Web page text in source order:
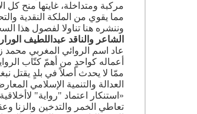
مركبة ومتداخلة، غايتها منح كل
مما يقوي من الملكة النقدية
وننشره هنا تناولا لفصول هذا
الشاعر والناقد عبداللطيف
أعماله كواحدٍ من أهمّ كتّاب
ممّا لا يحدث أصلاً في بلدٍ يقتل
«استنكار اعتماد "رواية"
تعاطي الخمر والتدخين والزنا